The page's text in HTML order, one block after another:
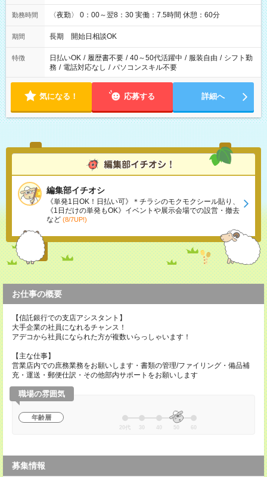
勤務時間 〈夜勤〉 0：00～翌8：30 実働：7.5時間 休憩：60分
期間 長期 開始日相談OK
特徴 日払いOK / 履歴書不要 / 40～50代活躍中 / 服装自由 / シフト勤
務 / 電話対応なし / パソコンスキル不要
気になる！ 応募する 詳細へ
編集部イチオシ
《単発1日OK！日払い可》＊チラシのモクモクシール貼り、
《1日だけの単発もOK》イベントや展示会場での設営・撤去
など (8/7UP!)
お仕事の概要
【信託銀行での支店アシスタント】
大手企業の社員になれるチャンス！
アデコから社員になられた方が複数いらっしゃいます！
【主な仕事】
営業店内での庶務業務をお願いします・書類の管理/ファイリング・備品補
充・運送・郵便仕訳・その他部内サポートをお願いします
職場の雰囲気
年齢層
20代 30 40 50 60
募集情報